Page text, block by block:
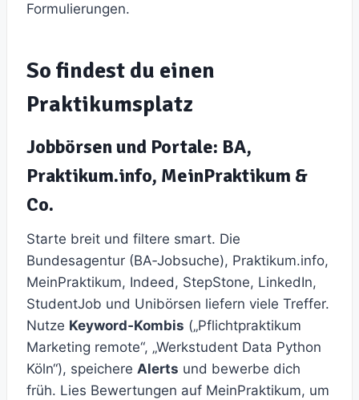
Formulierungen.
So findest du einen
Praktikumsplatz
Jobbörsen und Portale: BA,
Praktikum.info, MeinPraktikum &
Co.
Starte breit und filtere smart. Die
Bundesagentur (BA‑Jobsuche), Praktikum.info,
MeinPraktikum, Indeed, StepStone, LinkedIn,
StudentJob und Unibörsen liefern viele Treffer.
Nutze Keyword‑Kombis („Pflichtpraktikum
Marketing remote“, „Werkstudent Data Python
Köln“), speichere Alerts und bewerbe dich
früh. Lies Bewertungen auf MeinPraktikum, um